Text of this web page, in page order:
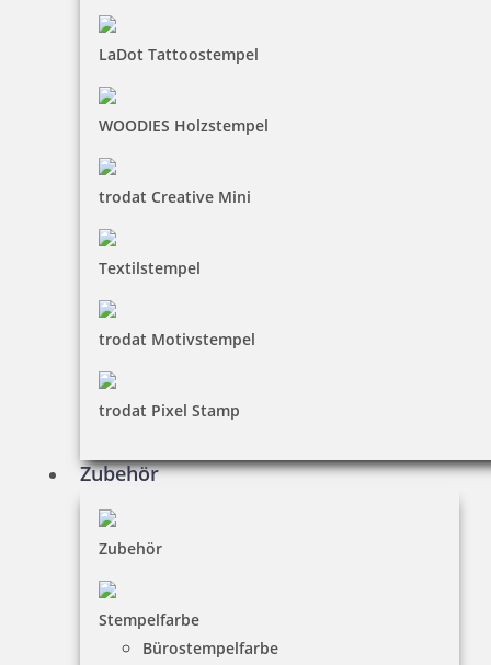
LaDot Tattoostempel
WOODIES Holzstempel
trodat Creative Mini
Textilstempel
trodat Motivstempel
trodat Pixel Stamp
Zubehör
Zubehör
Stempelfarbe
Bürostempelfarbe